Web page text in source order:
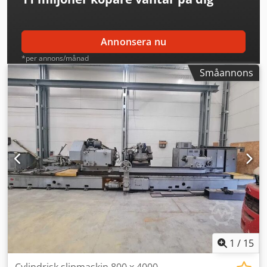
Annonsera nu
*per annons/månad
Småannons
1 / 15